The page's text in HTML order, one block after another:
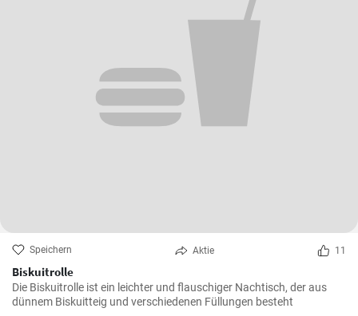
Speichern Aktie 11
Biskuitrolle
Die Biskuitrolle ist ein leichter und flauschiger Nachtisch, der aus
dünnem Biskuitteig und verschiedenen Füllungen besteht